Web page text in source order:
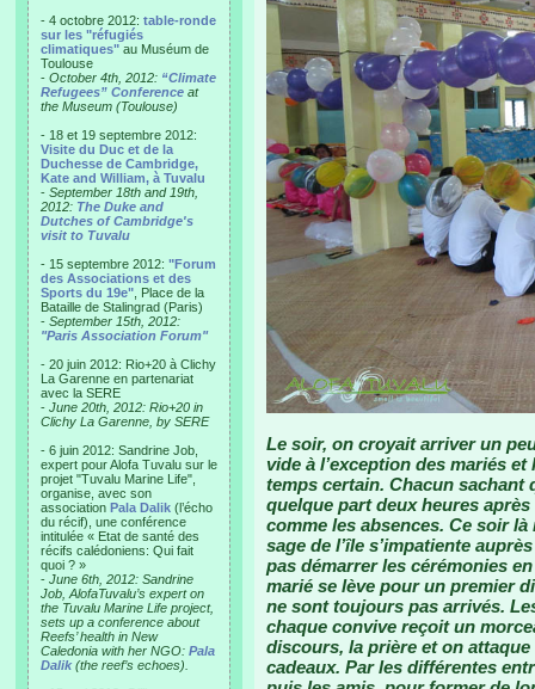
- 4 octobre 2012: table-ronde
sur les "réfugiés
climatiques" au Muséum de
Toulouse
- October 4th, 2012: “Climate
Refugees” Conference at
the Museum (Toulouse)
- 18 et 19 septembre 2012:
Visite du Duc et de la
Duchesse de Cambridge,
Kate and William, à Tuvalu
- September 18th and 19th,
2012: The Duke and
Dutches of Cambridge's
visit to Tuvalu
- 15 septembre 2012: "Forum
des Associations et des
Sports du 19e" , Place de la
Bataille de Stalingrad (Paris)
- September 15th, 2012:
"Paris Association Forum"
- 20 juin 2012: Rio+20 à Clichy
La Garenne en partenariat
avec la SERE
- June 20th, 2012: Rio+20 in
Clichy La Garenne, by SERE
- 6 juin 2012: Sandrine Job,
expert pour Alofa Tuvalu sur le
projet "Tuvalu Marine Life",
organise, avec son
association Pala Dalik (l’écho
du récif), une conférence
intitulée « Etat de santé des
récifs calédoniens: Qui fait
quoi ? »
- June 6th, 2012: Sandrine
Job, AlofaTuvalu’s expert on
the Tuvalu Marine Life project,
sets up a conference about
Reefs’ health in New
Caledonia with her NGO: Pala
Dalik (the reef’s echoes).
Le soir, on croyait arriver un
vide à l’exception des mariés
temps certain. Chacun sachant
quelque part deux heures
comme les absences. Ce soir
sage de l’île s’impatiente
pas démarrer les cérémonies
marié se lève pour un premier
ne sont toujours pas arrivés.
chaque convive reçoit un
discours, la prière et on
cadeaux. Par les différentes